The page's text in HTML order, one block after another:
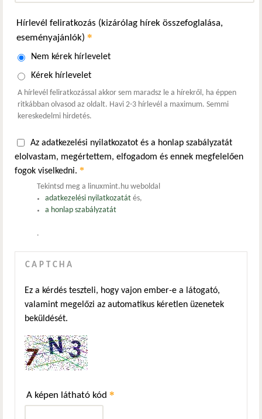
Hírlevél feliratkozás (kizárólag hírek összefoglalása,
eseményajánlók) *
Nem kérek hírlevelet
Kérek hírlevelet
A hírlevél feliratkozással akkor sem maradsz le a hírekről, ha éppen
ritkábban olvasod az oldalt. Havi 2-3 hírlevél a maximum. Semmi
kereskedelmi hirdetés.
Az adatkezelési nyilatkozatot és a honlap szabályzatát
elolvastam, megértettem, elfogadom és ennek megfelelően
fogok viselkedni. *
Tekintsd meg a linuxmint.hu weboldal
adatkezelési nyilatkozatátés,
a honlap szabályzatát
.
CAPTCHA
Ez a kérdés teszteli, hogy vajon ember-e a látogató,
valamint megelőzi az automatikus kéretlen üzenetek
beküldését.
A képen látható kód *